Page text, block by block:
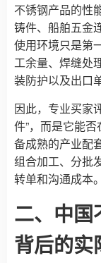
不锈钢产品的性
铸件、船舶五金
使用环境只是第
工余量、焊缝处
装防护以及出口
因此，专业买家
件”，而是它能
备成熟的产业配
组合加工、分批
转单和沟通成本。
二、中国
背后的实